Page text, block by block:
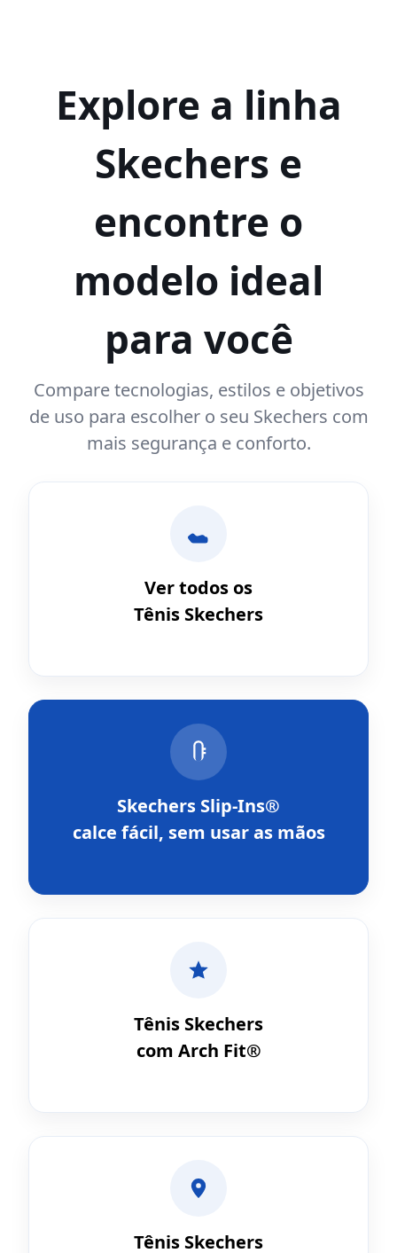
Explore a linha
Skechers e
encontre o
modelo ideal
para você
Compare tecnologias, estilos e objetivos
de uso para escolher o seu Skechers com
mais segurança e conforto.
Ver todos os
Tênis Skechers
Skechers Slip-Ins®
calce fácil, sem usar as mãos
Tênis Skechers
com Arch Fit®
Tênis Skechers